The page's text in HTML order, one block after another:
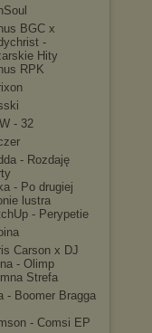
BGC x
-
Hity
RPK
- 32
- Rozdaję
- Po drugiej
lustra
- Perypetie
Carson x DJ
- Olimp
Strefa
- Boomer Bragga
- Comsi EP